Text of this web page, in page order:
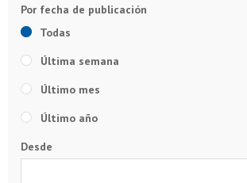
Todas
Última semana
Último mes
Último año
Desde